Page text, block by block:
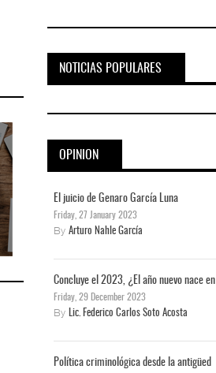
NOTICIAS POPULARES
OPINION
El juicio de Genaro García Luna
Friday, 27 January 2023
By Arturo Nahle García
Concluye el 2023, ¿El año nuevo nace en
Friday, 29 December 2023
By Lic. Federico Carlos Soto Acosta
Política criminológica desde la antigüed